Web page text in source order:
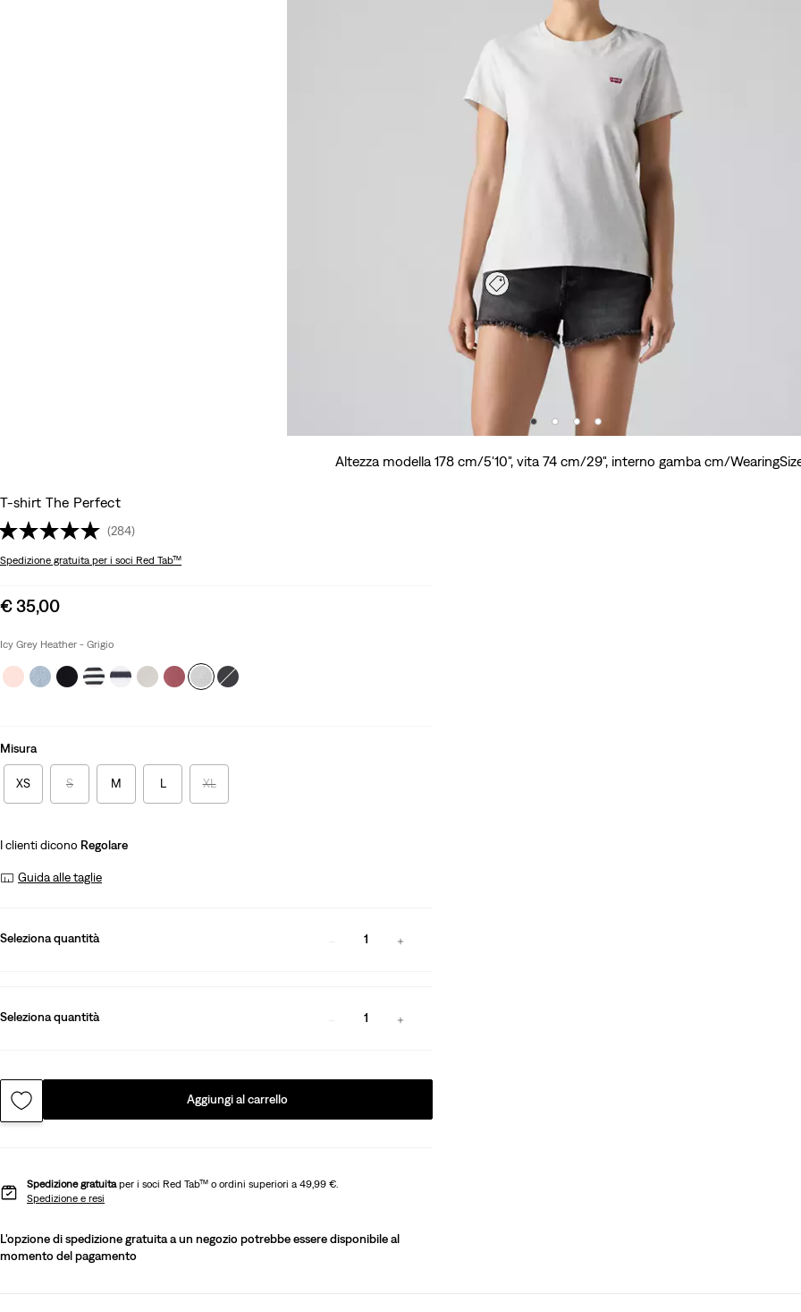
Altezza modella 178 cm/5'10", vita 74 cm/29", interno gamba cm/
T-shirt The Perfect
(284)
Spedizione gratuita per i soci Red Tab™
Sale
is
€ 35,00
Icy Grey Heather - Grigio
Misura
XS S M L XL
I clienti dicono Regolare
Guida alle taglie
Seleziona quantità 1
Seleziona quantità 1
Aggiungi al carrello
Spedizione gratuitaper i soci Red Tab™ o ordini superiori a 49,99 €.
Spedizione e resi
L'opzione di spedizione gratuita a un negozio potrebbe essere disponibile al
momento del pagamento